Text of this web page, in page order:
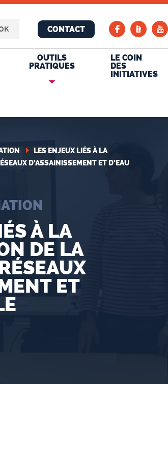
CONTACT
OUTILS
PRATIQUES
LE COIN
DES
INITIATIVES
LES ENJEUX LIÉS À LA
D’ASSAINISSEMENT ET D’EAU
À LA
DE LA
ET